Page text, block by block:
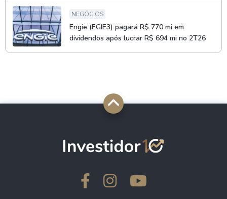
NEGÓCIOS
Engie (EGIE3) pagará R$ 770 mi em
dividendos após lucrar R$ 694 mi no 2T26